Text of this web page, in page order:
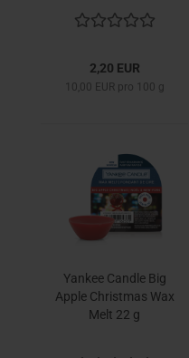
2,20 EUR
10,00 EUR pro 100 g
Yankee Candle Big
Apple Christmas Wax
Melt 22 g